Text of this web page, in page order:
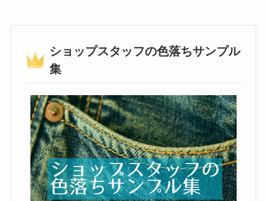
ショップスタッフの色落ちサンプル
集